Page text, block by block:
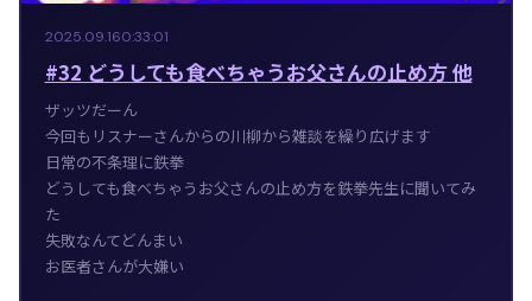
2025.09.160:33:01
#32 どうしても食べちゃうお父さんの止め方 他
ザッツだーん
今回もリスナーさんからの川柳から雑談を繰り広げます
日常の不条理に鉄拳
どうしても食べちゃうお父さんの止め方を鉄拳先生に聞いてみ
た
失敗なんてどんまい
お医者さんが大嫌い